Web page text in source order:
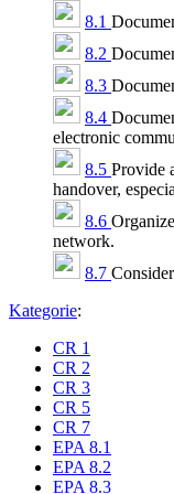
8.1
8.2
8.3
8.4
electronic
8.5 Provide
handover,
8.6
network.
8.7
Kategorie:
CR 1
CR 2
CR 3
CR 5
CR 7
EPA 8.1
EPA 8.2
EPA 8.3